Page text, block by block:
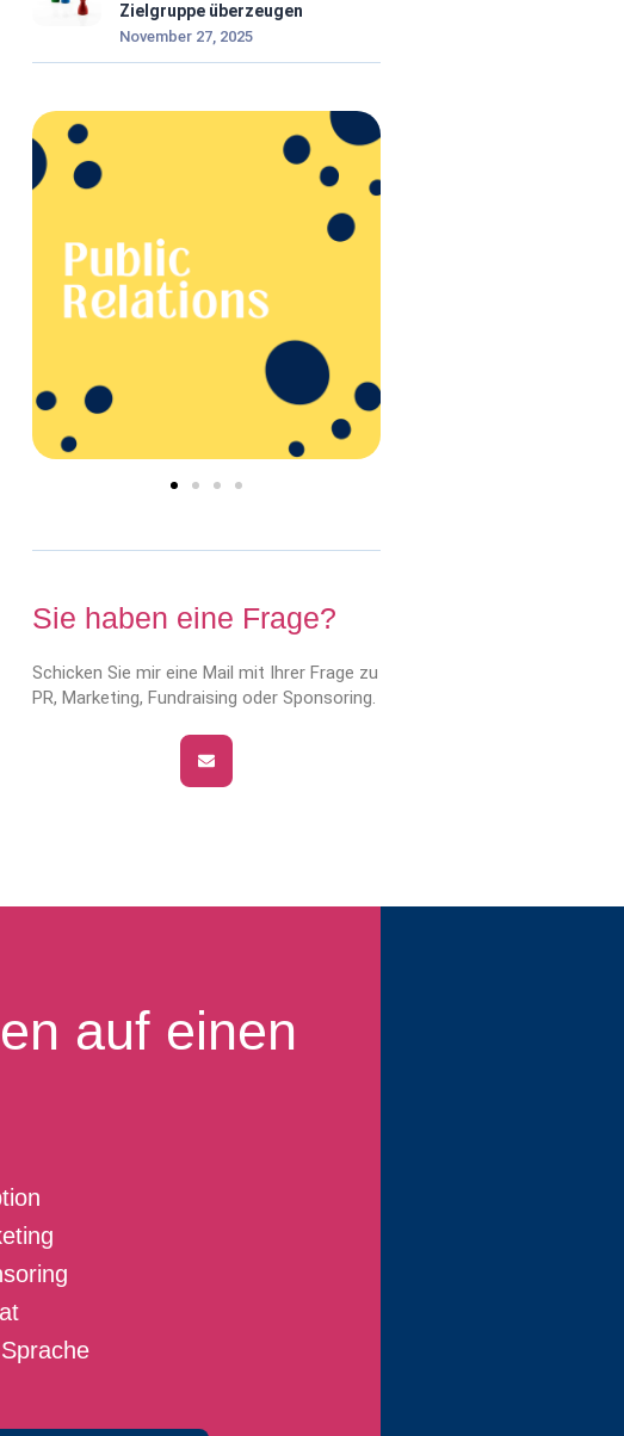
Zielgruppe überzeugen
November 27, 2025
Sie haben eine Frage?
Schicken Sie mir eine Mail mit Ihrer Frage zu
PR, Marketing, Fundraising oder Sponsoring.
auf einen